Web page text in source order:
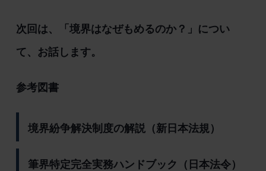
次回は、「境界はなぜもめるのか？」につい
て、お話します。
参考図書
境界紛争解決制度の解説（新日本法規）
筆界特定完全実務ハンドブック（日本法令）